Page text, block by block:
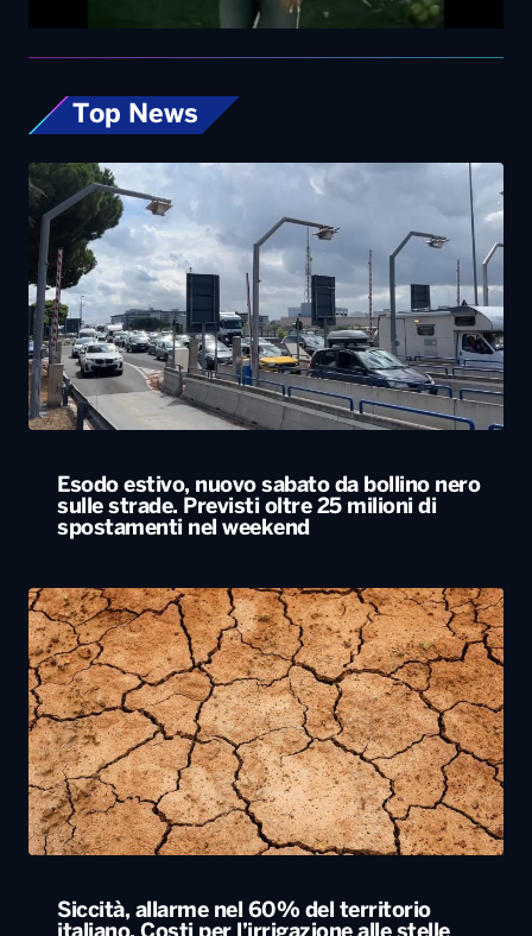
Top News
Esodo estivo, nuovo sabato da bollino nero
sulle strade. Previsti oltre 25 milioni di
spostamenti nel weekend
Siccità, allarme nel 60% del territorio